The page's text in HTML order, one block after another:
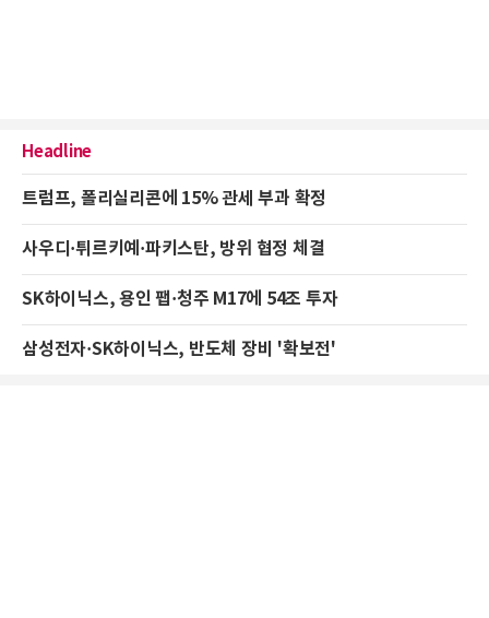
Headline
트럼프, 폴리실리콘에 15% 관세 부과 확정
사우디·튀르키예·파키스탄, 방위 협정 체결
SK하이닉스, 용인 팹·청주 M17에 54조 투자
삼성전자·SK하이닉스, 반도체 장비 '확보전'